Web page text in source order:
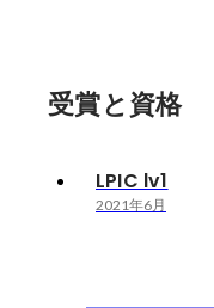
受賞と資格
LPIC lv1
2021年6月